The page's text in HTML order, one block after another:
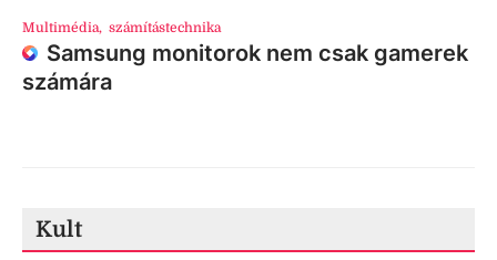
Multimédia, számítástechnika
Samsung monitorok nem csak gamerek
számára
Kult